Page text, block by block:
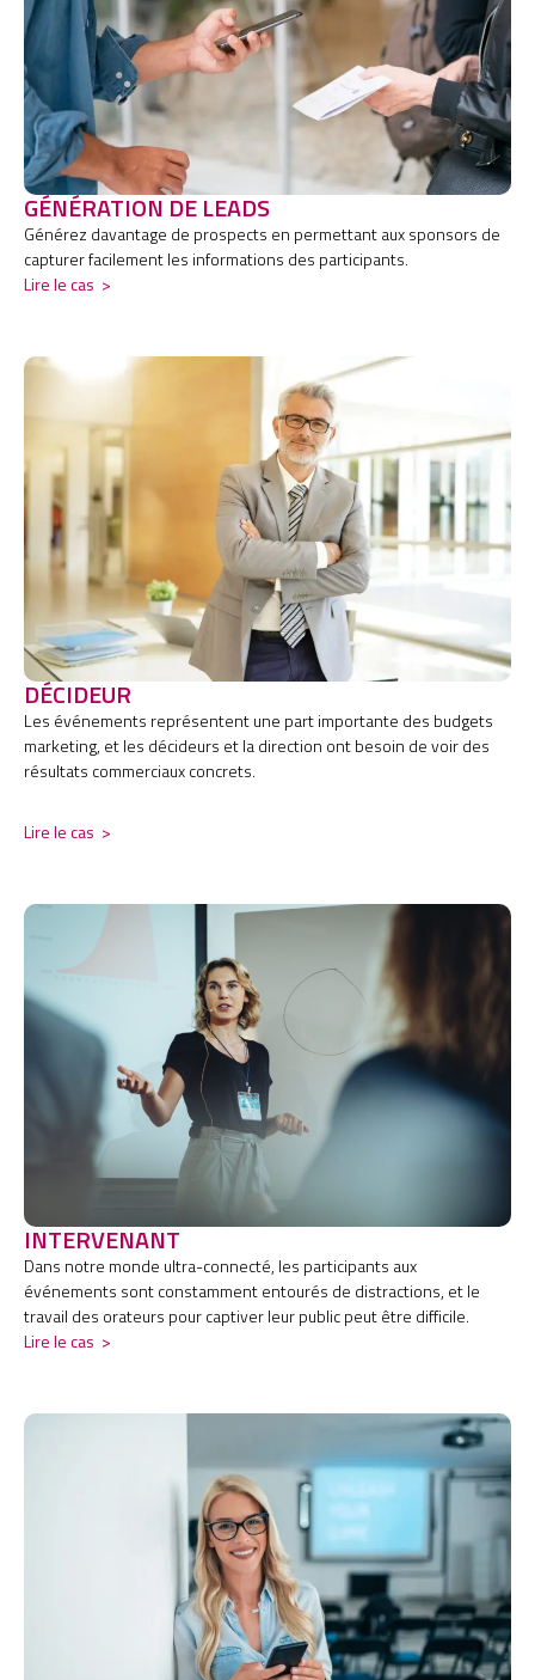
GÉNÉRATION DE LEADS
Générez davantage de prospects en permettant aux sponsors de
capturer facilement les informations des participants.
Lire le cas >
DÉCIDEUR
Les événements représentent une part importante des budgets
marketing, et les décideurs et la direction ont besoin de voir des
résultats commerciaux concrets.
Lire le cas >
INTERVENANT
Dans notre monde ultra-connecté, les participants aux
événements sont constamment entourés de distractions, et le
travail des orateurs pour captiver leur public peut être difficile.
Lire le cas >